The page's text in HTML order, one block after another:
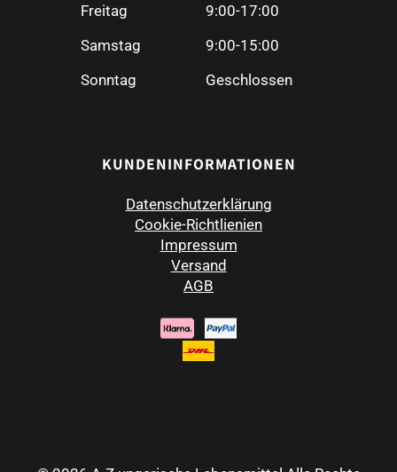
Freitag
9:00-17:00
Samstag
9:00-15:00
Sonntag
Geschlossen
KUNDENINFORMATIONEN
Datenschutzerklärung
Cookie-Richtlienien
Impressum
Versand
AGB